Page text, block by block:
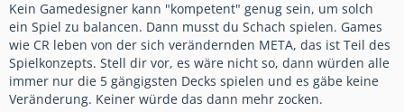
Kein Gamedesigner kann "kompetent" genug sein, um solch
ein Spiel zu balancen. Dann musst du Schach spielen. Games
wie CR leben von der sich verändernden META, das ist Teil des
Spielkonzepts. Stell dir vor, es wäre nicht so, dann würden alle
immer nur die 5 gängigsten Decks spielen und es gäbe keine
Veränderung. Keiner würde das dann mehr zocken.